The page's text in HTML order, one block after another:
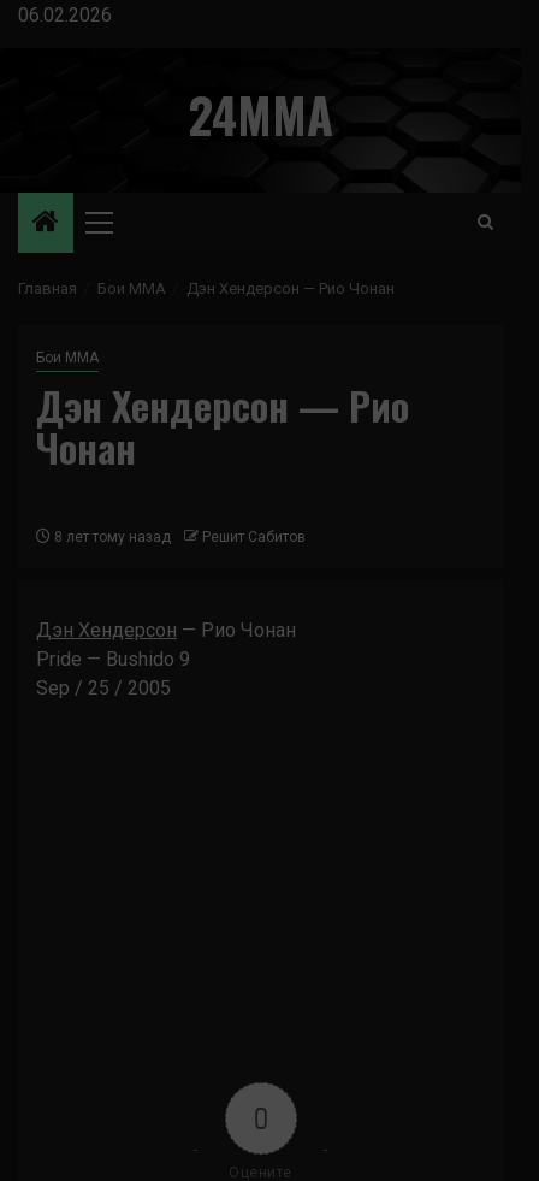
Перейти
06.02.2026
24MMA
Основное
Главная Бои ММА Дэн Хендерсон — Рио Чонан
Бои ММА
Дэн Хендерсон — Рио
Чонан
8 лет тому назад Решит Сабитов
Дэн Хендерсон — Рио Чонан
Pride — Bushido 9
Sep / 25 / 2005
0
Оцените